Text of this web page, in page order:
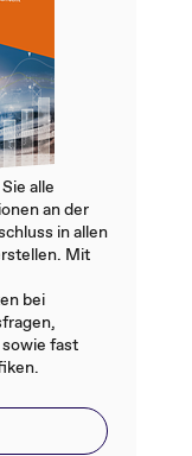
alle
an der
in allen
Mit
bei
fast